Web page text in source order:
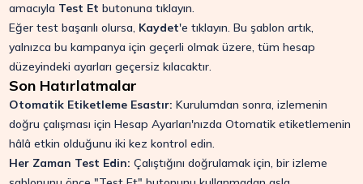
amacıyla Test Et butonuna tıklayın.
Eğer test başarılı olursa, Kaydet'e tıklayın. Bu şablon artık,
yalnızca bu kampanya için geçerli olmak üzere, tüm hesap
düzeyindeki ayarları geçersiz kılacaktır.
Son Hatırlatmalar
Otomatik Etiketleme Esastır: Kurulumdan sonra, izlemenin
doğru çalışması içinHesap Ayarları'nızda Otomatik etiketlemenin
hâlâ etkin olduğunu iki kez kontrol edin.
Her Zaman Test Edin: Çalıştığını doğrulamak için, bir izleme